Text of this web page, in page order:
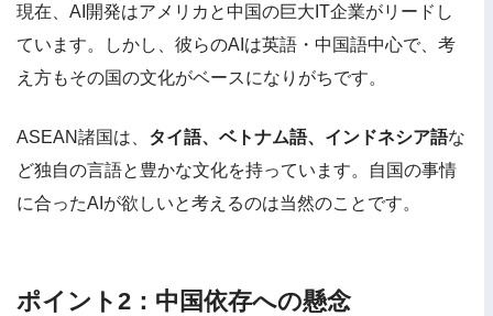
現在、AI開発はアメリカと中国の巨大IT企業がリードし
ています。しかし、彼らのAIは英語・中国語中心で、考
え方もその国の文化がベースになりがちです。
ASEAN諸国は、 タイ語、ベトナム語、インドネシア語な
ど独自の言語と豊かな文化を持っています。自国の事情
に合ったAIが欲しいと考えるのは当然のことです。
ポイント2：中国依存への懸念